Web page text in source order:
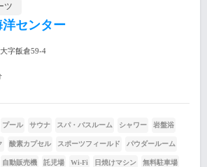
ツ
センター
字飯倉59-4
プール サウナ スパ・バスルーム シャワー 岩盤浴
酸素カプセル スポーツフィールド パウダールーム
自動販売機 託児場 Wi-Fi 日焼けマシン 無料駐車場